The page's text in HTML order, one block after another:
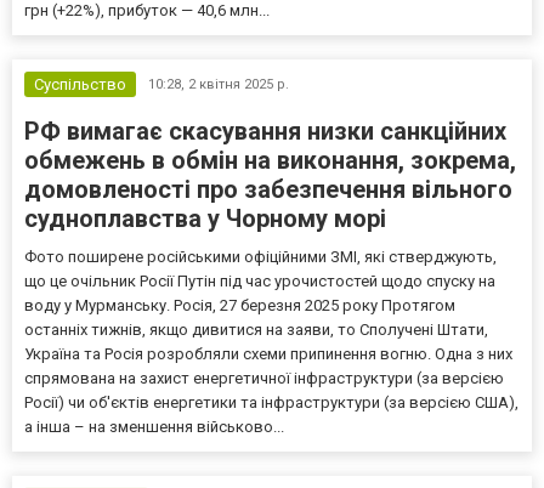
грн (+22%), прибуток — 40,6 млн...
Суспільство 10:28, 2 квітня 2025 р.
РФ вимагає скасування низки санкційних
обмежень в обмін на виконання, зокрема,
домовленості про забезпечення вільного
судноплавства у Чорному морі
Фото поширене російськими офіційними ЗМІ, які стверджують,
що це очільник Росії Путін під час урочистостей щодо спуску на
воду у Мурманську. Росія, 27 березня 2025 року Протягом
останніх тижнів, якщо дивитися на заяви, то Сполучені Штати,
Україна та Росія розробляли схеми припинення вогню. Одна з них
спрямована на захист енергетичної інфраструктури (за версією
Росії) чи об'єктів енергетики та інфраструктури (за версією США),
а інша – на зменшення військово...